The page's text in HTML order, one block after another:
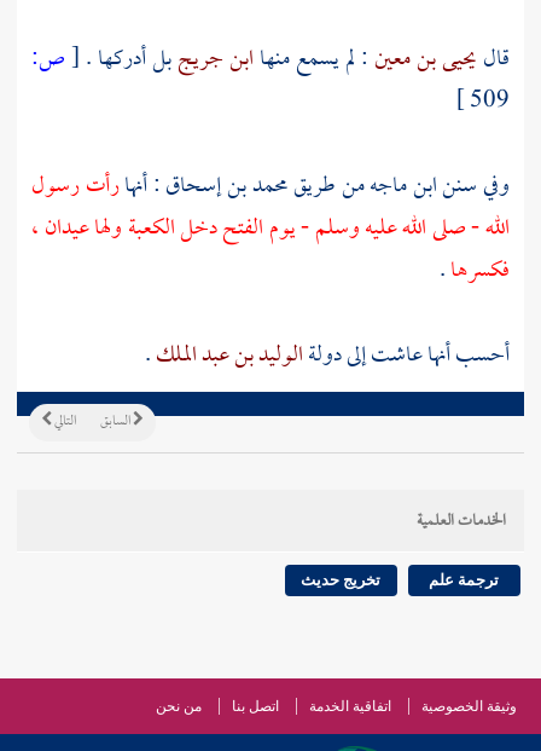
قاليحيى بن معين: لم يسمع منهاابن جريجبل أدركها .[ص:
509 ]
وفي سننابن ماجهمن طريقمحمد بن إسحاق: أنهارأت رسول
الله - صلى الله عليه وسلم - يوم الفتح دخلالكعبةولها عيدان ،
فكسرها.
أحسب أنها عاشت إلى دولةالوليد بن عبد الملك.
التالي السابق
الخدمات العلمية
ترجمة علم تخريج حديث
وثيقة الخصوصية اتفاقية الخدمة اتصل بنا من نحن